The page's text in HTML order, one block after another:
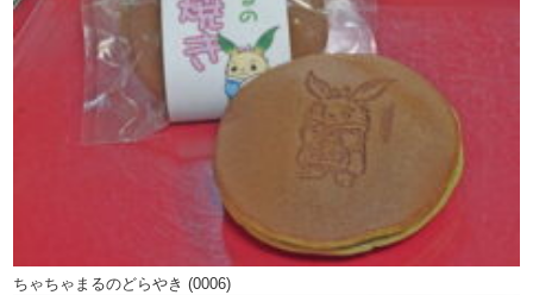
ちゃちゃまるのどらやき (0006)